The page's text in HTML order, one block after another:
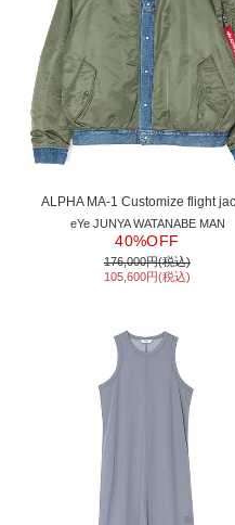
ALPHA MA-1 Customize flight
eYe JUNYA WATANABE MAN
40%OFF
176,000円(税込)
105,600円(税込)